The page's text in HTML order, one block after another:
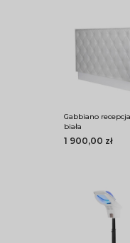
Gabbiano
biała
1 900,00 zł